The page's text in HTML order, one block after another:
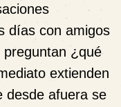
días con amigos
¿qué
extienden
desde afuera se